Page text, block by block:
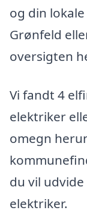
og din
Grønfeld
oversigten
Vi fandt 4
elektriker
omegn
du vil
elektriker.